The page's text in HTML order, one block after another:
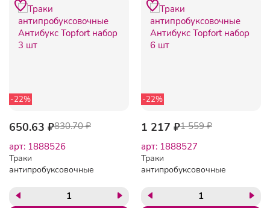
-22%
650.63 ₽830.70 ₽
арт: 1888526
Траки
антипробуксовочные
шт
-22%
1 217 ₽1 559 ₽
арт: 1888527
Траки
антипробуксовочные
шт